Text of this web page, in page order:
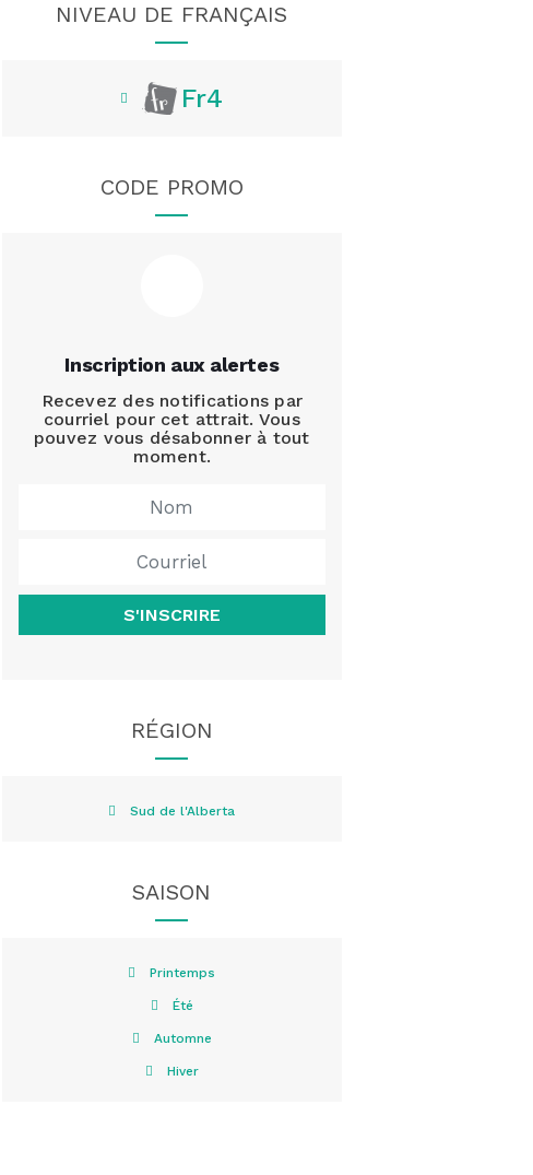
NIVEAU DE FRANÇAIS
Fr4
CODE PROMO
Inscription aux alertes
Recevez des notifications par
courriel pour cet attrait. Vous
pouvez vous désabonner à tout
moment.
S'INSCRIRE
RÉGION
Sud de l'Alberta
SAISON
Printemps
Été
Automne
Hiver